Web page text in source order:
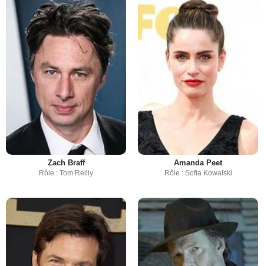
Zach Braff
Rôle : Tom Reilly
Amanda Peet
Rôle : Sofia Kowalski